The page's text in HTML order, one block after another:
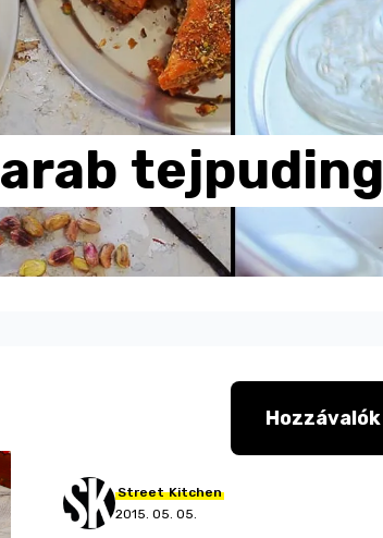
arab tejpuding
Hozzávalók
Street Kitchen
2015. 05. 05.